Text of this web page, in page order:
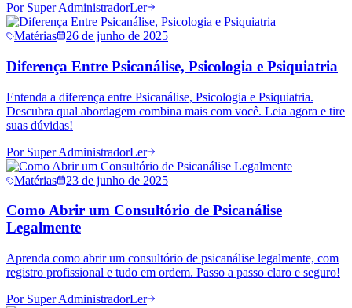
Por Super AdministradorLer
Matérias 26 de junho de 2025
Diferença Entre Psicanálise, Psicologia e Psiquiatria
Entenda a diferença entre Psicanálise, Psicologia e Psiquiatria.
Descubra qual abordagem combina mais com você. Leia agora e tire
suas dúvidas!
Por Super AdministradorLer
Matérias 23 de junho de 2025
Como Abrir um Consultório de Psicanálise
Legalmente
Aprenda como abrir um consultório de psicanálise legalmente, com
registro profissional e tudo em ordem. Passo a passo claro e seguro!
Por Super AdministradorLer